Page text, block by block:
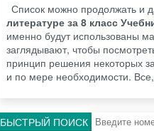
Список можно продолжать и
литературе за 8 класс
именно будут использованы
заглядывают, чтобы
принцип решения некоторых
и по мере необходимости.
БЫСТРЫЙ ПОИСК